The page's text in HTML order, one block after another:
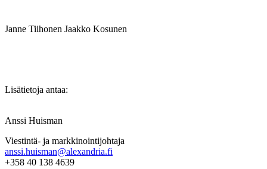
Janne Tiihonen Jaakko Kosunen
Lisätietoja antaa:
Anssi Huisman
Viestintä- ja markkinointijohtaja
anssi.huisman@alexandria.fi
+358 40 138 4639